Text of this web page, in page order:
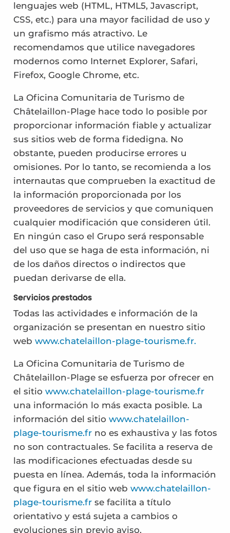
lenguajes web (HTML, HTML5, Javascript,
CSS, etc.) para una mayor facilidad de uso y
un grafismo más atractivo. Le
recomendamos que utilice navegadores
modernos como Internet Explorer, Safari,
Firefox, Google Chrome, etc.
La Oficina Comunitaria de Turismo de
Châtelaillon-Plage hace todo lo posible por
proporcionar información fiable y actualizar
sus sitios web de forma fidedigna. No
obstante, pueden producirse errores u
omisiones. Por lo tanto, se recomienda a los
internautas que comprueben la exactitud de
la información proporcionada por los
proveedores de servicios y que comuniquen
cualquier modificación que consideren útil.
En ningún caso el Grupo será responsable
del uso que se haga de esta información, ni
de los daños directos o indirectos que
puedan derivarse de ella.
Servicios prestados
Todas las actividades e información de la
organización se presentan en nuestro sitio
web www.chatelaillon-plage-tourisme.fr.
La Oficina Comunitaria de Turismo de
Châtelaillon-Plage se esfuerza por ofrecer en
el sitio www.chatelaillon-plage-tourisme.fr
una información lo más exacta posible. La
información del sitio www.chatelaillon-
plage-tourisme.frno es exhaustiva y las fotos
no son contractuales. Se facilita a reserva de
las modificaciones efectuadas desde su
puesta en línea. Además, toda la información
que figura en el sitio web www.chatelaillon-
plage-tourisme.frse facilita a título
orientativo y está sujeta a cambios o
evoluciones sin previo aviso.